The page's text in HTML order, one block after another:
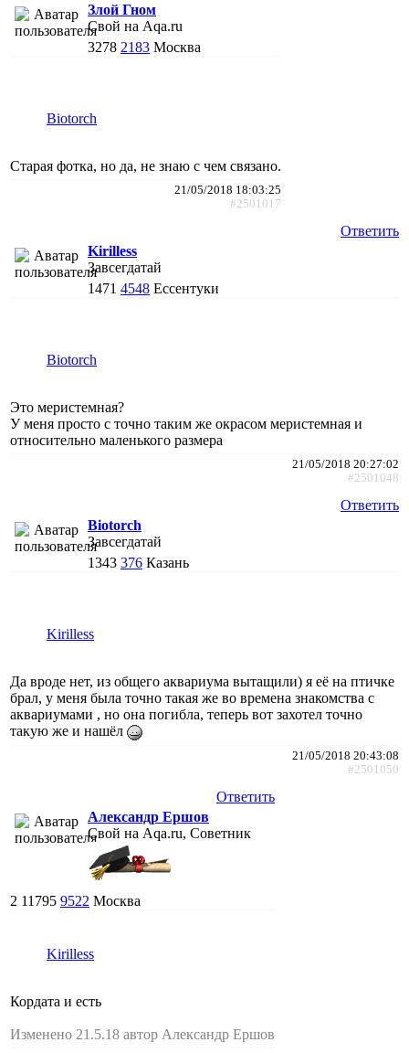
Злой Гном
Свой на Aqa.ru
3278 2183 Москва
Biotorch
Старая фотка, но да, не знаю с чем связано.
21/05/2018 18:03:25
#2501017
Ответить
Kirilless
Завсегдатай
1471 4548 Ессентуки
Biotorch
Это меристемная?
У меня просто с точно таким же окрасом меристемная и
относительно маленького размера
21/05/2018 20:27:02
#2501048
Ответить
Biotorch
Завсегдатай
1343 376 Казань
Kirilless
Да вроде нет, из общего аквариума вытащили) я её на птичке
брал, у меня была точно такая же во времена знакомства с
аквариумами , но она погибла, теперь вот захотел точно
такую же и нашёл
21/05/2018 20:43:08
#2501050
Ответить
Александр Ершов
Свой на Aqa.ru, Советник
2 11795 9522 Москва
Kirilless
Кордата и есть
Изменено 21.5.18 автор Александр Ершов